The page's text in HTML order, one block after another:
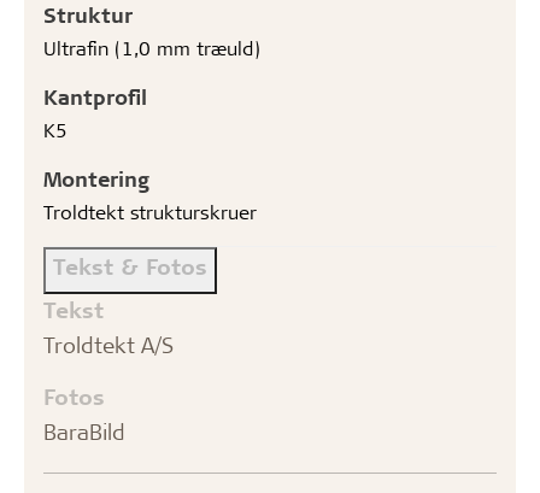
Struktur
Ultrafin (1,0 mm træuld)
Kantprofil
K5
Montering
Troldtekt strukturskruer
Tekst & Fotos
Tekst
Troldtekt A/S
Fotos
BaraBild